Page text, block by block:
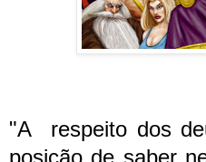
"A respeito dos
posição de saber